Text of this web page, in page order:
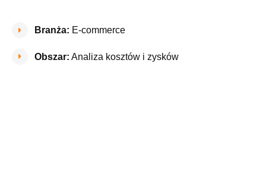
Branża: E-commerce
Obszar: Analiza kosztów i zysków